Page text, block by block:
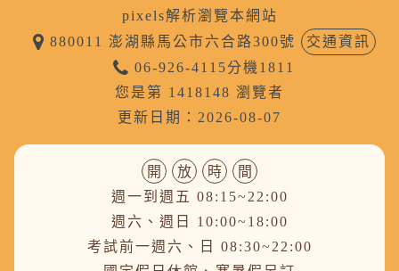
pixels解析瀏覽本網站
880011 澎湖縣馬公市六合路300號
交通資訊
06-926-4115分機1811
您是第 1418148 瀏覽者
更新日期：2026-08-07
開 放 時
間
週一到週五 08:15~22:00
週六、週日 10:00~18:00
考試前一週六、日 08:30~22:00